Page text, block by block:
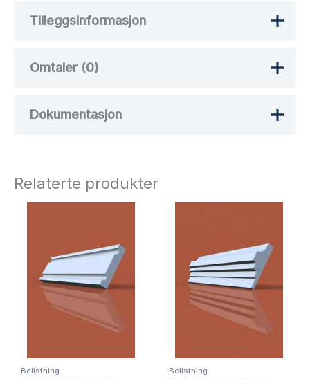
Tilleggsinformasjon
Vekt
Omtaler (0)
Det er ingen omtaler ennå.
«BELISTNING 2000 x 125 x 40»
Din e-postadresse vil ikke bli publisert.
Omtalen din*
Dokumentasjon
Monteringsanvisning
Relaterte produkter
Belistning Belistning